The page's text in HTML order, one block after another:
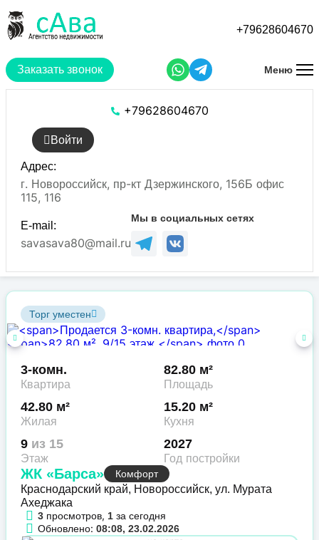
основному
Заказать звонок
+79628604670
Меню
+79628604670
Войти
Адрес:
г. Новороссийск, пр-кт Дзержинского, 156Б офис
115, 116
E-mail:
savasava80@mail.ru
Мы в социальных сетях
Торг уместен
3-комн.
Квартира
82.80 м²
Площадь
42.80 м²
Жилая
15.20 м²
Кухня
9 из 15
Этаж
2027
Год постройки
ЖК «Барса»
Комфорт
Краснодарский край, Новороссийск, ул. Мурата
Ахеджака
3 просмотров, 1 за сегодня
Обновлено: 08:08, 23.02.2026